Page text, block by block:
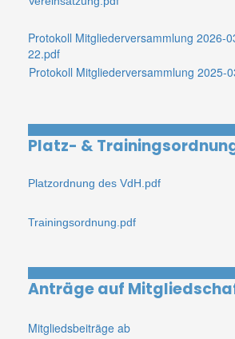
Platzordnung des VdH.pdf
Platz- &
Anträge auf
Trainingsordnung.pdf
Protokoll Mitgliederversammlung 2025-
Mitgliedsbeiträge ab
Protokoll Mitgliederversammlung 2026-
22.pdf